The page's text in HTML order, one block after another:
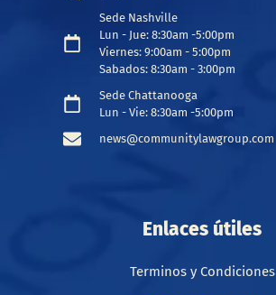
Sede Nashville
Lun - Jue: 8:30am -5:00pm
Viernes: 9:00am - 5:00pm
Sabados: 8:30am - 3:00pm
Sede Chattanooga
Lun - Vie: 8:30am -5:00pm
news@communitylawgroup.com
Enlaces útiles
Terminos y Condiciones